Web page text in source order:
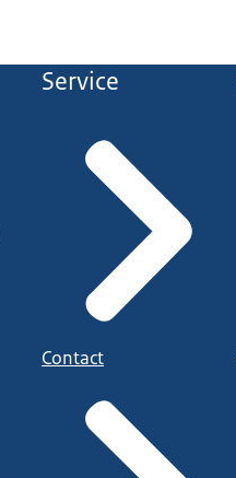
Service
Contact